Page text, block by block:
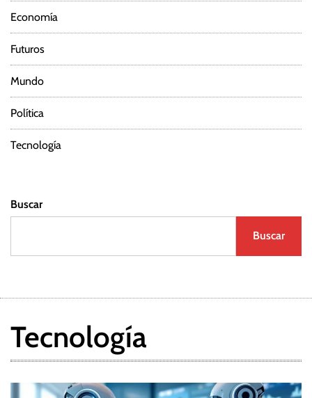
Economía
Futuros
Mundo
Política
Tecnología
Buscar
Buscar
Tecnología